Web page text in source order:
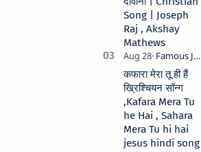
Anil Kant …
Song | Joseph
Raj , Akshay
Mathews
कफारा मेरा तू ही हैं
ख्रिश्चियन सॉन्ग
,Kafara Mera Tu
he Hai , Sahara
Mera Tu hi hai
jesus hindi song